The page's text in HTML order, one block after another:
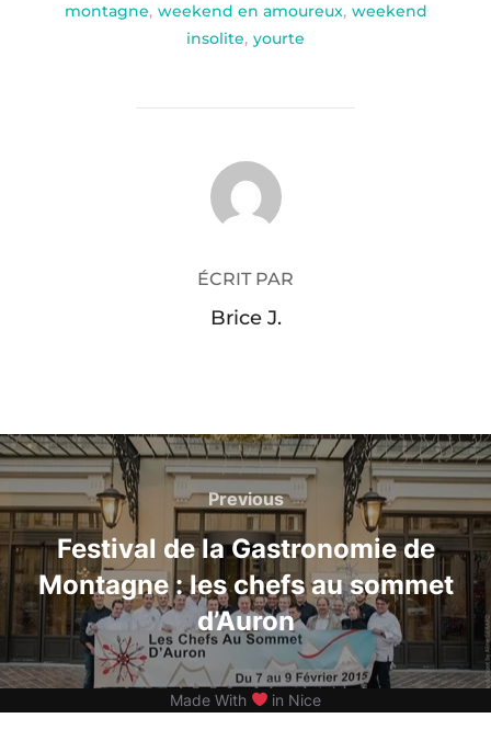
montagne, weekend en amoureux, weekend
insolite, yourte
AUTEUR DE LA PUBLICATION
ÉCRIT PAR
Brice J.
Navigation
de
l’article
Previous
Previous
Festival de la Gastronomie de
Montagne : les chefs au sommet
d’Auron
Made With in Nice